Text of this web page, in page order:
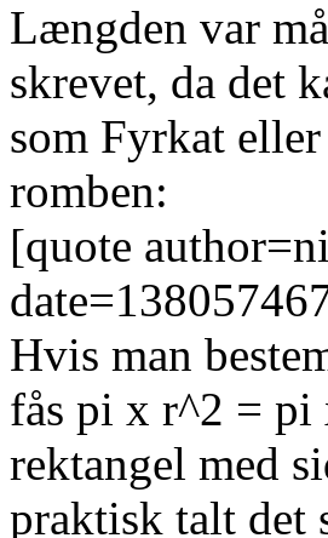
Længden var
skrevet, da det
som Fyrkat
romben:
[quote
Hvis man
fås pi x r^2 = pi
rektangel med
praktisk talt det